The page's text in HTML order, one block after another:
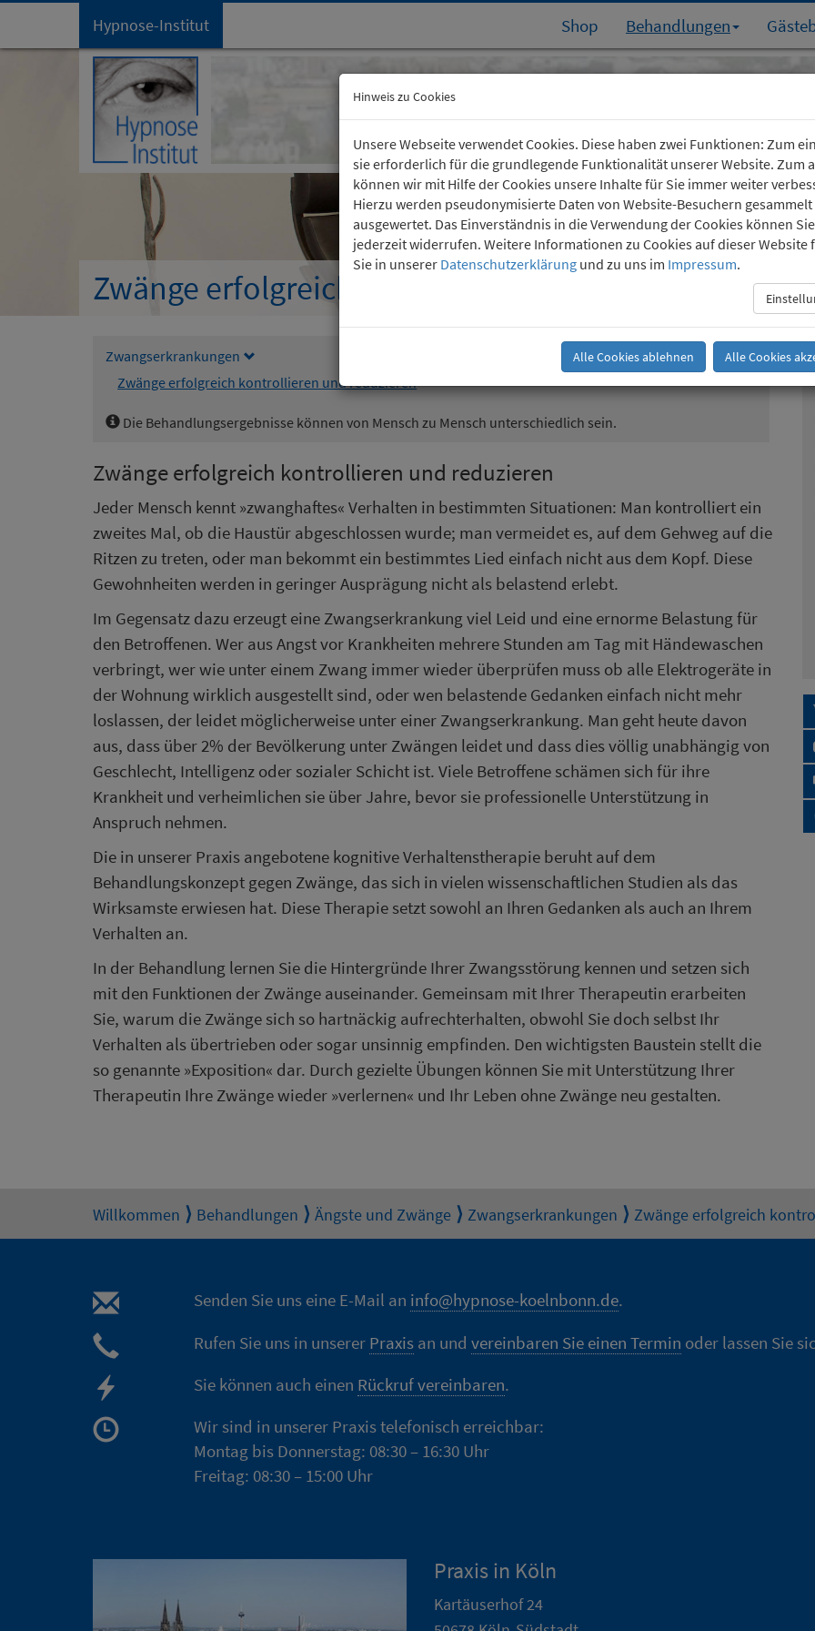
Hypnose-Institut Shop Behandlungen
Startseite
Kartäuserhof 24
(0221) 36 757 24
Zwänge erfolgreich kontrollieren und reduzieren
Zwangserkrankungen
Zwänge erfolgreich kontrollieren und reduzieren
Die Behandlungsergebnisse können von Mensch zu Mensch unterschiedlich sein.
Zwänge erfolgreich kontrollieren und reduzieren
Jeder Mensch kennt »zwanghaftes« Verhalten in bestimmten Situationen: Man kontrolliert ein
zweites Mal, ob die Haustür abgeschlossen wurde; man vermeidet es, auf dem Gehweg auf die
Ritzen zu treten, oder man bekommt ein bestimmtes Lied einfach nicht aus dem Kopf. Diese
Gewohnheiten werden in geringer Ausprägung nicht als belastend erlebt.
Im Gegensatz dazu erzeugt eine Zwangserkrankung viel Leid und eine ernorme Belastung für
den Betroffenen. Wer aus Angst vor Krankheiten mehrere Stunden am Tag mit Händewaschen
verbringt, wer wie unter einem Zwang immer wieder überprüfen muss ob alle Elektrogeräte in
der Wohnung wirklich ausgestellt sind, oder wen belastende Gedanken einfach nicht mehr
loslassen, der leidet möglicherweise unter einer Zwangserkrankung. Man geht heute davon
aus, dass über 2% der Bevölkerung unter Zwängen leidet und dass dies völlig unabhängig von
Geschlecht, Intelligenz oder sozialer Schicht ist. Viele Betroffene schämen sich für ihre
Krankheit und verheimlichen sie über Jahre, bevor sie professionelle Unterstützung in
Anspruch nehmen.
Die in unserer Praxis angebotene kognitive Verhaltenstherapie beruht auf dem
Behandlungskonzept gegen Zwänge, das sich in vielen wissenschaftlichen Studien als das
Wirksamste erwiesen hat. Diese Therapie setzt sowohl an Ihren Gedanken als auch an Ihrem
Verhalten an.
In der Behandlung lernen Sie die Hintergründe Ihrer Zwangsstörung kennen und setzen sich
mit den Funktionen der Zwänge auseinander. Gemeinsam mit Ihrer Therapeutin erarbeiten
Sie, warum die Zwänge sich so hartnäckig aufrechterhalten, obwohl Sie doch selbst Ihr
Verhalten als übertrieben oder sogar unsinnig empfinden. Den wichtigsten Baustein stellt die
so genannte »Exposition« dar. Durch gezielte Übungen können Sie mit Unterstützung Ihrer
Therapeutin Ihre Zwänge wieder »verlernen« und Ihr Leben ohne Zwänge neu gestalten.
Willkommen Behandlungen Ängste und Zwänge Zwangserkrankungen Zwänge erfolgreich
Senden Sie uns eine E-Mail an info@hypnose-koelnbonn.de.
Rufen Sie uns in unserer Praxis an undvereinbaren Sie einen Termin oder lassen Sie
Sie können auch einen Rückruf vereinbaren.
Wir sind in unserer Praxis telefonisch erreichbar:
Montag bis Donnerstag: 08:30 – 16:30 Uhr
Freitag: 08:30 – 15:00 Uhr
Praxis in Köln
Kartäuserhof 24
Hinweis zu Cookies
Unsere Webseite verwendet Cookies. Diese haben zwei Funktionen: Zum
sie erforderlich für die grundlegende Funktionalität unserer Website. Zum
können wir mit Hilfe der Cookies unsere Inhalte für Sie immer weiter
Hierzu werden pseudonymisierte Daten von Website-Besuchern
ausgewertet. Das Einverständnis in die Verwendung der Cookies können Sie
jederzeit widerrufen. Weitere Informationen zu Cookies auf dieser Website
Sie in unserer Datenschutzerklärung und zu uns im Impressum.
Alle Cookies ablehnen Alle Cookies